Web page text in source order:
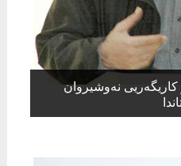
٧؛ دەور و کاریگەریی نەوشیروان